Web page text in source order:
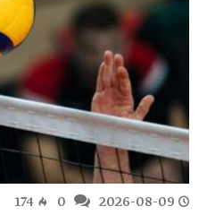
2026-08-09
174